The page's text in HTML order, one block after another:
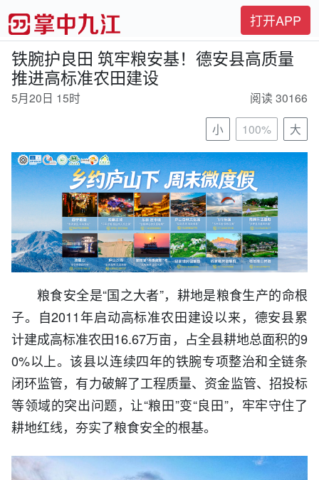
打开APP
铁腕护良田 筑牢粮安基！德安县高质量
推进高标准农田建设
5月20日 15时
阅读 30166
小
100% 大
粮食安全是“国之大者”，耕地是粮食生产的命根
子。自2011年启动高标准农田建设以来，德安县累
计建成高标准农田16.67万亩，占全县耕地总面积的9
0%以上。该县以连续四年的铁腕专项整治和全链条
闭环监管，有力破解了工程质量、资金监管、招投标
等领域的突出问题，让“粮田”变“良田”，牢牢守住了
耕地红线，夯实了粮食安全的根基。